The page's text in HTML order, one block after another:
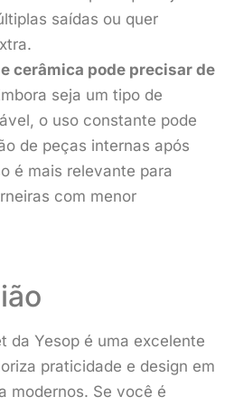
saídas ou quer
cerâmica pode precisar de
seja um tipo de
o uso constante pode
de peças internas após
é mais relevante para
com menor
da Yesop é uma excelente
praticidade e design em
modernos. Se você é